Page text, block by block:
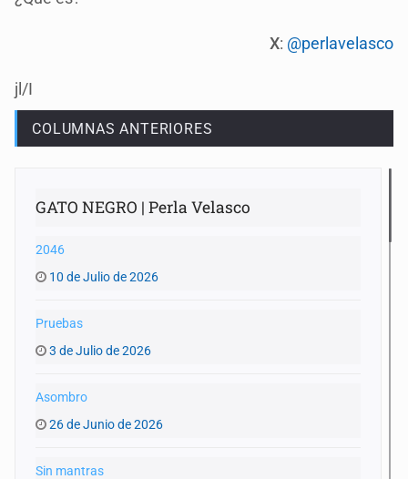
X: @perlavelasco
jl/I
COLUMNAS ANTERIORES
GATO NEGRO | Perla Velasco
2046
10 de Julio de 2026
Pruebas
3 de Julio de 2026
Asombro
26 de Junio de 2026
Sin mantras